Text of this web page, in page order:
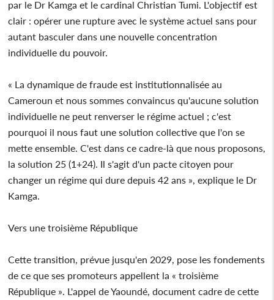
par le Dr Kamga et le cardinal Christian Tumi. L'objectif est
clair : opérer une rupture avec le système actuel sans pour
autant basculer dans une nouvelle concentration
individuelle du pouvoir.
« La dynamique de fraude est institutionnalisée au
Cameroun et nous sommes convaincus qu'aucune solution
individuelle ne peut renverser le régime actuel ; c'est
pourquoi il nous faut une solution collective que l'on se
mette ensemble. C'est dans ce cadre-là que nous proposons,
la solution 25 (1+24). Il s'agit d'un pacte citoyen pour
changer un régime qui dure depuis 42 ans », explique le Dr
Kamga.
Vers une troisième République
Cette transition, prévue jusqu'en 2029, pose les fondements
de ce que ses promoteurs appellent la « troisième
République ». L'appel de Yaoundé, document cadre de cette